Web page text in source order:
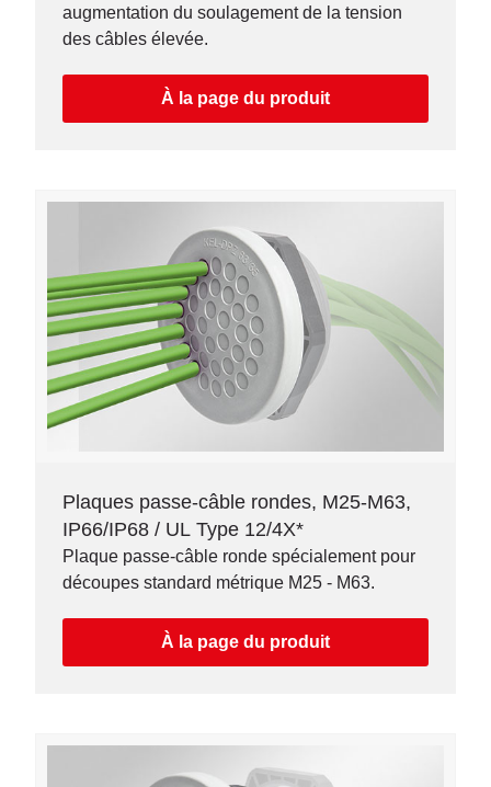
augmentation du soulagement de la tension
des câbles élevée.
À la page du produit
Plaques passe-câble rondes, M25-M63,
IP66/IP68 / UL Type 12/4X*
Plaque passe-câble ronde spécialement pour
découpes standard métrique M25 - M63.
À la page du produit